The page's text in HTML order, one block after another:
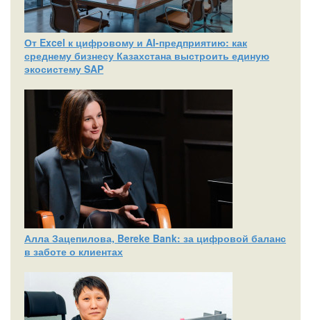
От Excel к цифровому и AI‑предприятию: как
среднему бизнесу Казахстана выстроить единую
экосистему SAP
Алла Зацепилова, Bereke Bank: за цифровой баланс
в заботе о клиентах